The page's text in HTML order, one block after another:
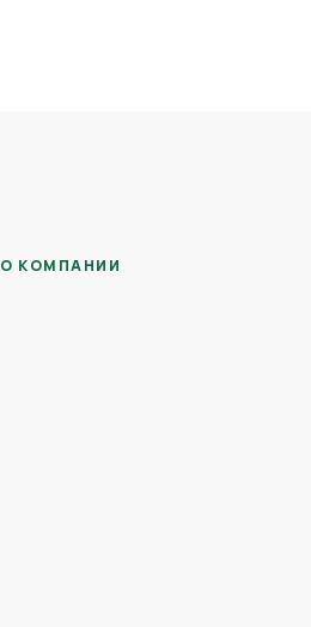
О КОМПАНИИ